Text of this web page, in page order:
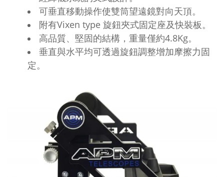
可垂直移動操作使雙筒望遠鏡對向天頂。
附有Vixen type 旋鈕夾式固定座及快裝板。
高品質、堅固的結構，重量僅約4.8Kg。
垂直與水平均可透過旋鈕調整增加摩擦力固
定。